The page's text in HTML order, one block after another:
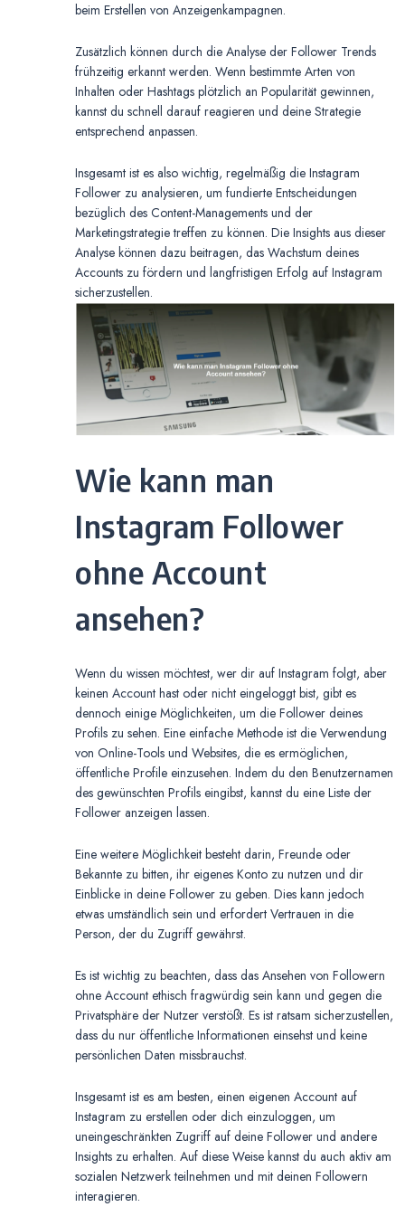
beim Erstellen von Anzeigenkampagnen.
Zusätzlich können durch die Analyse der Follower Trends
frühzeitig erkannt werden. Wenn bestimmte Arten von
Inhalten oder Hashtags plötzlich an Popularität gewinnen,
kannst du schnell darauf reagieren und deine Strategie
entsprechend anpassen.
Insgesamt ist es also wichtig, regelmäßig die Instagram
Follower zu analysieren, um fundierte Entscheidungen
bezüglich des Content-Managements und der
Marketingstrategie treffen zu können. Die Insights aus dieser
Analyse können dazu beitragen, das Wachstum deines
Accounts zu fördern und langfristigen Erfolg auf Instagram
sicherzustellen.
Wie kann man
Instagram Follower
ohne Account
ansehen?
Wenn du wissen möchtest, wer dir auf Instagram folgt, aber
keinen Account hast oder nicht eingeloggt bist, gibt es
dennoch einige Möglichkeiten, um die Follower deines
Profils zu sehen. Eine einfache Methode ist die Verwendung
von Online-Tools und Websites, die es ermöglichen,
öffentliche Profile einzusehen. Indem du den Benutzernamen
des gewünschten Profils eingibst, kannst du eine Liste der
Follower anzeigen lassen.
Eine weitere Möglichkeit besteht darin, Freunde oder
Bekannte zu bitten, ihr eigenes Konto zu nutzen und dir
Einblicke in deine Follower zu geben. Dies kann jedoch
etwas umständlich sein und erfordert Vertrauen in die
Person, der du Zugriff gewährst.
Es ist wichtig zu beachten, dass das Ansehen von Followern
ohne Account ethisch fragwürdig sein kann und gegen die
Privatsphäre der Nutzer verstößt. Es ist ratsam sicherzustellen,
dass du nur öffentliche Informationen einsehst und keine
persönlichen Daten missbrauchst.
Insgesamt ist es am besten, einen eigenen Account auf
Instagram zu erstellen oder dich einzuloggen, um
uneingeschränkten Zugriff auf deine Follower und andere
Insights zu erhalten. Auf diese Weise kannst du auch aktiv am
sozialen Netzwerk teilnehmen und mit deinen Followern
interagieren.